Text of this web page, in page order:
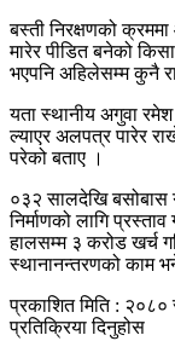
बस्ती निरक्षणको
मारेर पीडित बनेको
भएपनि अहिलेसम्म कुनै
यता स्थानीय अगुवा
ल्याएर अलपत्र पारेर
परेको बताए ।
०३२ सालदेखि बसोबास
निर्माणको लागि
हालसम्म ३ करोड खर्च
स्थानानन्तरणको काम
प्रकाशित मिति : २०८०
प्रतिक्रिया दिनुहोस